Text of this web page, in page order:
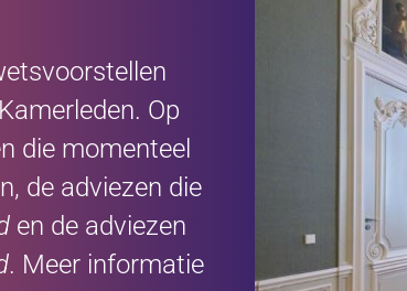
Op
die momenteel
de adviezen die
en de adviezen
. Meer informatie